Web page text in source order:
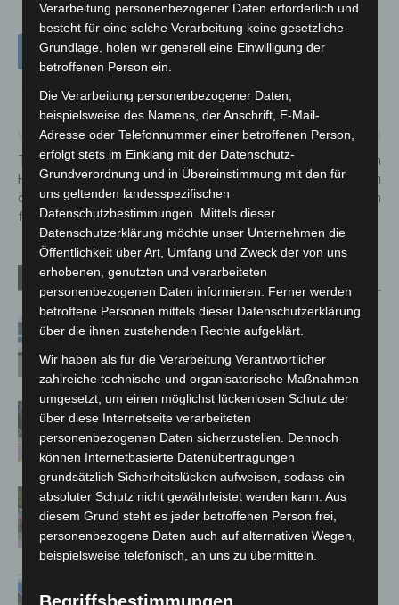
Vorheriger Artikel
Tag der offenen Tür:
Hauptzollamt Hannover
öffnet erstmals seine Türen
für die Öffentlichkeit
Nächster Artikel
Kostenlose Beratung beim
zweiten Energietreff 2025 in
Langenhagen
Verwandte Artikel Mehr vom Autor
Niedersachsen: Feuerwehrkräfte
Spanien zurück
Brand im „Haus der Begegnung“ in
Neuwarmbüchen schnell eingedämmt
Region Hannover: 21 neue
Notfallsanitäter starten beim Roten
Kreuz
Verarbeitung personenbezogener Daten erforderlich und
besteht für eine solche Verarbeitung keine gesetzliche
Grundlage, holen wir generell eine Einwilligung der
betroffenen Person ein.
Die Verarbeitung personenbezogener Daten,
beispielsweise des Namens, der Anschrift, E-Mail-
Adresse oder Telefonnummer einer betroffenen Person,
erfolgt stets im Einklang mit der Datenschutz-
Grundverordnung und in Übereinstimmung mit den für
uns geltenden landesspezifischen
Datenschutzbestimmungen. Mittels dieser
Datenschutzerklärung möchte unser Unternehmen die
Öffentlichkeit über Art, Umfang und Zweck der von uns
erhobenen, genutzten und verarbeiteten
personenbezogenen Daten informieren. Ferner werden
betroffene Personen mittels dieser Datenschutzerklärung
über die ihnen zustehenden Rechte aufgeklärt.
Wir haben als für die Verarbeitung Verantwortlicher
zahlreiche technische und organisatorische Maßnahmen
umgesetzt, um einen möglichst lückenlosen Schutz der
über diese Internetseite verarbeiteten
personenbezogenen Daten sicherzustellen. Dennoch
können Internetbasierte Datenübertragungen
grundsätzlich Sicherheitslücken aufweisen, sodass ein
absoluter Schutz nicht gewährleistet werden kann. Aus
diesem Grund steht es jeder betroffenen Person frei,
personenbezogene Daten auch auf alternativen Wegen,
beispielsweise telefonisch, an uns zu übermitteln.